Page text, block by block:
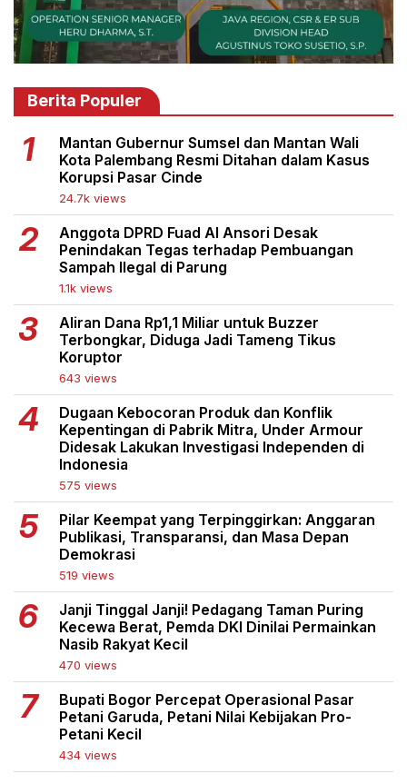
Berita Populer
Mantan Gubernur Sumsel dan Mantan Wali
Kota Palembang Resmi Ditahan dalam Kasus
Korupsi Pasar Cinde
24.7k views
Anggota DPRD Fuad Al Ansori Desak
Penindakan Tegas terhadap Pembuangan
Sampah Ilegal di Parung
1.1k views
Aliran Dana Rp1,1 Miliar untuk Buzzer
Terbongkar, Diduga Jadi Tameng Tikus
Koruptor
643 views
Dugaan Kebocoran Produk dan Konflik
Kepentingan di Pabrik Mitra, Under Armour
Didesak Lakukan Investigasi Independen di
Indonesia
575 views
Pilar Keempat yang Terpinggirkan: Anggaran
Publikasi, Transparansi, dan Masa Depan
Demokrasi
519 views
Janji Tinggal Janji! Pedagang Taman Puring
Kecewa Berat, Pemda DKI Dinilai Permainkan
Nasib Rakyat Kecil
470 views
Bupati Bogor Percepat Operasional Pasar
Petani Garuda, Petani Nilai Kebijakan Pro-
Petani Kecil
434 views